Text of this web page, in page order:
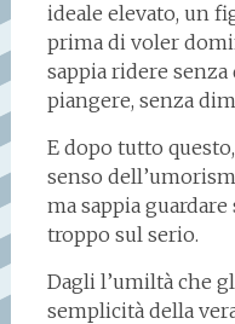
ideale elevato, un
prima di voler
sappia ridere
piangere, senza
E dopo tutto
senso
ma sappia
troppo sul serio.
Dagli l’umiltà che
semplicità della